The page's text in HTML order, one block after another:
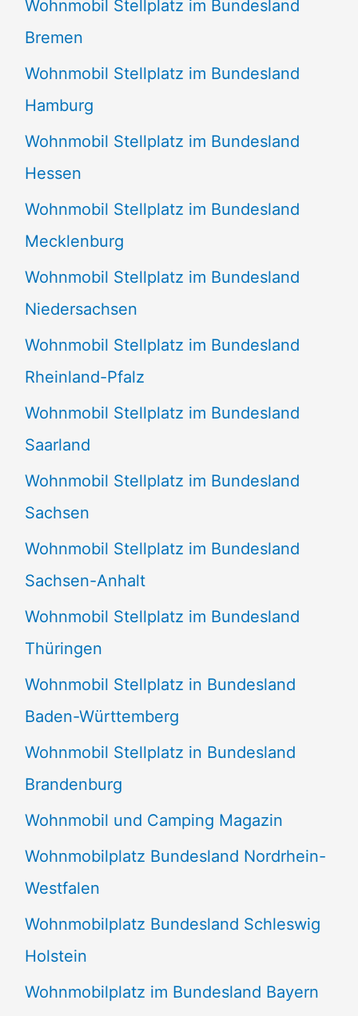
Wohnmobil Stellplatz im Bundesland
Bremen
Wohnmobil Stellplatz im Bundesland
Hamburg
Wohnmobil Stellplatz im Bundesland
Hessen
Wohnmobil Stellplatz im Bundesland
Mecklenburg
Wohnmobil Stellplatz im Bundesland
Niedersachsen
Wohnmobil Stellplatz im Bundesland
Rheinland-Pfalz
Wohnmobil Stellplatz im Bundesland
Saarland
Wohnmobil Stellplatz im Bundesland
Sachsen
Wohnmobil Stellplatz im Bundesland
Sachsen-Anhalt
Wohnmobil Stellplatz im Bundesland
Thüringen
Wohnmobil Stellplatz in Bundesland
Baden-Württemberg
Wohnmobil Stellplatz in Bundesland
Brandenburg
Wohnmobil und Camping Magazin
Wohnmobilplatz Bundesland Nordrhein-
Westfalen
Wohnmobilplatz Bundesland Schleswig
Holstein
Wohnmobilplatz im Bundesland Bayern